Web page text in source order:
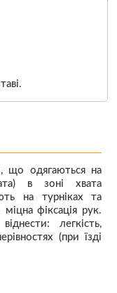
що одягаються на
в зоні хвата
на турніках та
фіксація рук.
легкість,
(при їзді